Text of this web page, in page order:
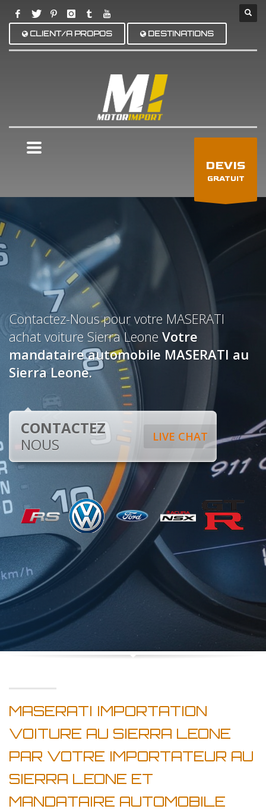
CLIENT/A PROPOS DESTINATIONS
DEVIS
GRATUIT
Contactez-Nous pour votre MASERATI
achat voiture Sierra Leone Votre
mandataire automobile MASERATI au
Sierra Leone.
LIVE CHAT
CONTACTEZ
NOUS
MASERATI IMPORTATION
VOITURE AU SIERRA LEONE
PAR VOTRE IMPORTATEUR AU
SIERRA LEONE ET
MANDATAIRE AUTOMOBILE